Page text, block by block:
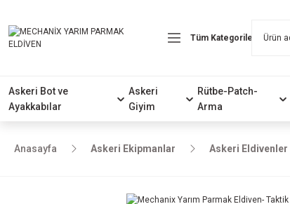
Askeri Bot ve
Ayakkabılar
Askeri
Giyim
Rütbe-Patch-
Arma
Anasayfa Askeri Ekipmanlar Askeri Eldivenler